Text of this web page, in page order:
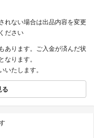
れない場合は出品内容を変更
ださい
あります。ご入金が済んだ状
ります。
たします。
る